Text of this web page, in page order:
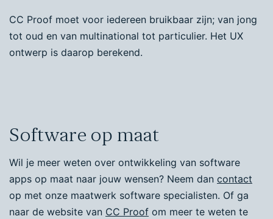
CC Proof moet voor iedereen bruikbaar zijn; van jong
tot oud en van multinational tot particulier. Het UX
ontwerp is daarop berekend.
Software op maat
Wil je meer weten over ontwikkeling van software
apps op maat naar jouw wensen? Neem dan contact
op met onze maatwerk software specialisten. Of ga
naar de website van CC Proof om meer te weten te